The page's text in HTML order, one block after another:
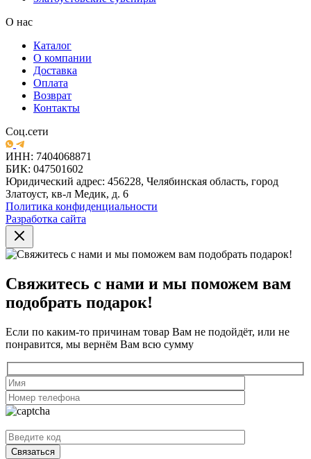
О нас
Каталог
О компании
Доставка
Оплата
Возврат
Контакты
Соц.сети
ИНН: 7404068871
БИК: 047501602
Юридический адрес: 456228, Челябинская область, город
Златоуст, кв-л Медик, д. 6
Политика конфиденциальности
Разработка сайта
Свяжитесь с нами и мы поможем вам
подобрать подарок!
Если по каким-то причинам товар Вам не подойдёт, или не
понравится, мы вернём Вам всю сумму